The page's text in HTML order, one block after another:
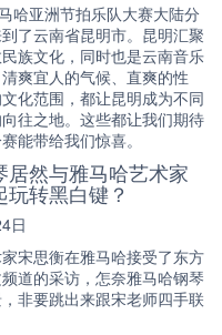
哈亚洲节拍乐队大赛大陆分
了云南省昆明市。昆明汇聚
族文化，同时也是云南音乐
爽宜人的气候、直爽的性
化范围，都让昆明成为不同
往之地。这些都让我们期待
能带给我们惊喜。
居然与雅马哈艺术家
玩转黑白键？
日
家宋思衡在雅马哈接受了东方
道的采访，怎奈雅马哈钢琴
非要跳出来跟宋老师四手联